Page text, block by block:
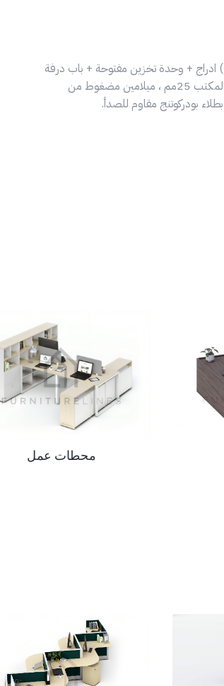
مكتب مدير، صناعة وطنية مقاوم للخدش، مع ملحق جانبي يحتوي على عدد (3) ادراج + وحدة تخزين مفتوحة + باب درفة
+ وفتحة لتخزين جهاز الكمبيوتر ، خشب مضغوط نوع ام دي اف ، سمك سطح المكتب 25مم ، ميلامين مضغوط من
محطات عمل